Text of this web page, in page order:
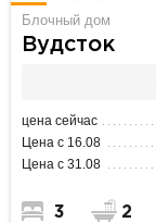
Блочный дом
Вудсток
цена сейчас
Цена с 16.08
Цена с 31.08
3 2